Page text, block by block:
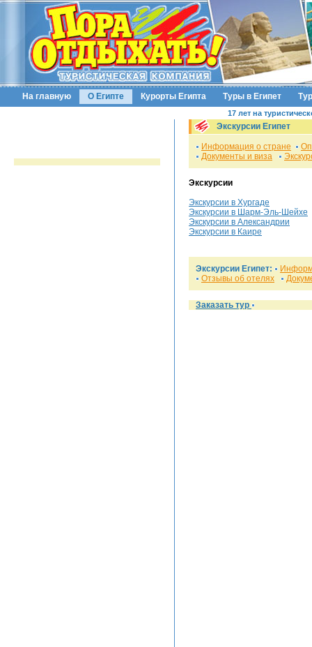
На главную О Египте Курорты Египта Туры в Египет
17 лет на
Экскурсии Египет
Информация о стране
Документы и виза
Экскурсии
Экскурсии в Хургаде
Экскурсии в Шарм-Эль-Шейхе
Экскурсии в Александрии
Экскурсии в Каире
Экскурсии Египет:
Отзывы об отелях
Заказать тур